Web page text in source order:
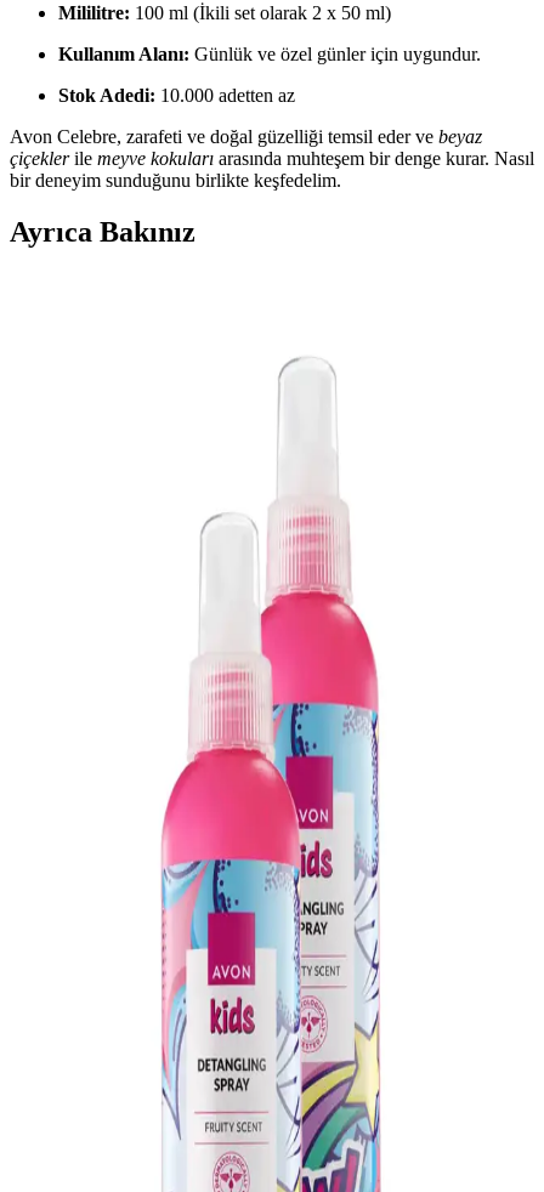
Mililitre: 100 ml (İkili set olarak 2 x 50 ml)
Kullanım Alanı: Günlük ve özel günler için uygundur.
Stok Adedi: 10.000 adetten az
Avon Celebre, zarafeti ve doğal güzelliği temsil eder ve beyaz
çiçeklerile meyve kokuları arasında muhteşem bir denge kurar. Nasıl
bir deneyim sunduğunu birlikte keşfedelim.
Ayrıca Bakınız
Avon Raspberry Delight, tatlı ve meyvemsi kokuları ile öne çıkan,
Fiyatlarla Günlük Kullanım İçin
Avon’un geniş kadın parfüm koleksiyonu, uygun fiyat ve çeşitli
modellerle günlük ve özel kullanım için ideal seçenekler sunar. 50
ml’lik şişeler pratik ve ekonomik tercih sağlar.
Avon Celebre Kadın Vücut Spreyi 100 Ml Ikili Set
Ferah ve Çiçeksi Koku Özellikleri
Avon Celebre Kadın Vücut Spreyi, 100 ml’lik ikili setiyle hafif,
ferah ve çiçeksi aromasıyla günlük ve özel günler için ideal, kalıcı
ve çevre dostu bir tercih sunar.
Avon İkili Parfüm Paketi Erkek ve Kadın İçin
Ferah ve Kalıcı Kokular
Avon'un erkek ve kadınlar için tasarlanmış parfüm paketi, ferah ve
kalıcı kokularıyla günlük ve özel kullanım için ideal, geniş erişim ve
uygun fiyat avantajı sağlar.
Avon Musk Marine Erkek Parfümü: Ferah ve
Odunsu Notalarla Günlük Kullanım İçin Uygun
Avon Musk Marine erkek parfümü, ferah ve odunsu notalarıyla
günlük ve yaz aylarına uygun, kalıcı ve şık tasarımıyla öne çıkan bir
parfümdür. Üçlü set halinde sunulur.
Avon Pembe Ruj Koleksiyonu: Kalıcı ve Doğal
Görünüm Sunan Modeller